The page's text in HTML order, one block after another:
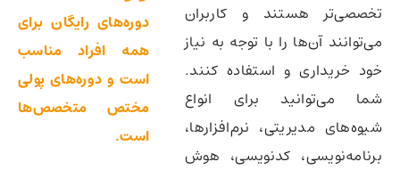
تخصصی‌تر هستند و کاربران
می‌توانند آن‌ها را با توجه به نیاز
خود خریداری و استفاده کنند.
شما می‌توانید برای انواع
شیوه‌های مدیریتی، نرم‌افزارها،
برنامه‌نویسی، کدنویسی، هوش
دوره‌های رایگان برای
همه افراد مناسب
است و دوره‌های پولی
مختص متخصص‌ها
است.